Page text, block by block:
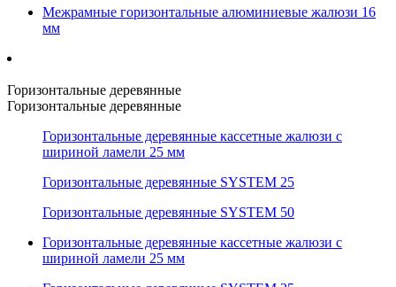
Межрамные горизонтальные алюминиевые жалюзи 16
мм
Горизонтальные деревянные
Горизонтальные деревянные
Горизонтальные деревянные кассетные жалюзи с
шириной ламели 25 мм
Горизонтальные деревянные SYSTEM 25
Горизонтальные деревянные SYSTEM 50
Горизонтальные деревянные кассетные жалюзи с
шириной ламели 25 мм